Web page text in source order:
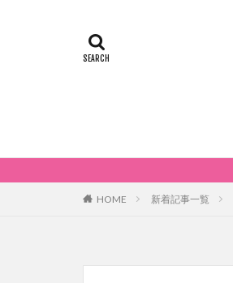
HOME 新着記事一覧